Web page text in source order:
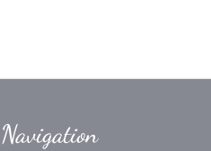
Navigation